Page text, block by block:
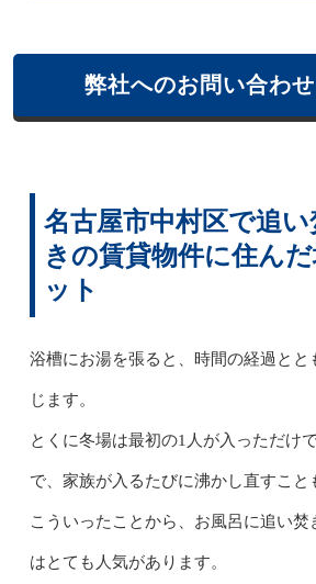
弊社へのお問い合わ
名古屋市中村区で追
きの賃貸物件に住ん
ット
浴槽にお湯を張ると、時間の経過とと
じます。
とくに冬場は最初の1人が入っただけ
で、家族が入るたびに沸かし直すこと
こういったことから、お風呂に追い
はとても人気があります。